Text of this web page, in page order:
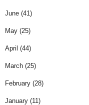
June (41)
May (25)
April (44)
March (25)
February (28)
January (11)